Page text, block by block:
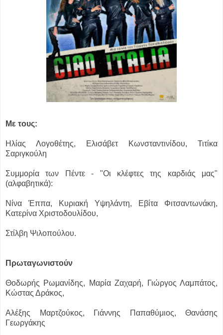
Με τους:
Ηλίας Λογοθέτης, Ελισάβετ Κωνσταντινίδου, Τιτίκα
Σαριγκούλη
Συμμορία των Πέντε - "Οι κλέφτες της καρδιάς μας"
(αλφαβητικά):
Νίνα Έππα, Κυριακή Υψηλάντη, Εβίτα Φιτσαντωνάκη,
Κατερίνα Χριστοδουλίδου,
Στίλβη Ψιλοπούλου.
Πρωταγωνιστούν
Θοδωρής Ρωμανίδης, Μαρία Ζαχαρή, Γιώργος Λαμπάτος,
Κώστας Δράκος,
Αλέξης Μαρτζούκος, Γιάννης Παπαθύμιος, Θανάσης
Γεωργάκης